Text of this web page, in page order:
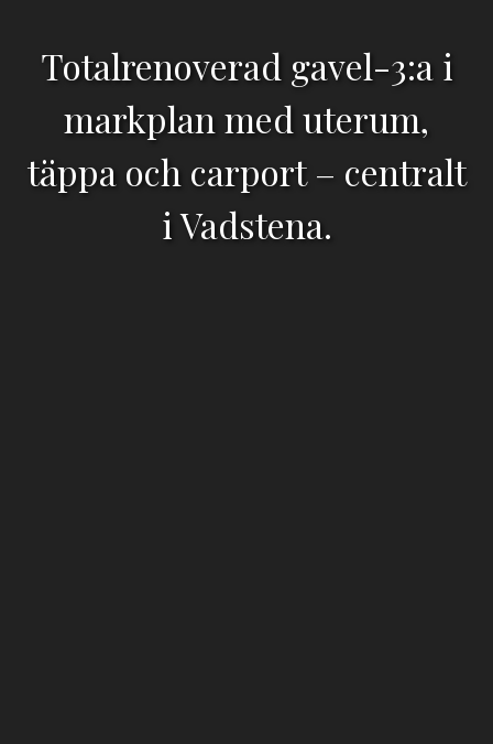
Totalrenoverad gavel-3:a i
markplan med uterum,
täppa och carport – centralt
i Vadstena.